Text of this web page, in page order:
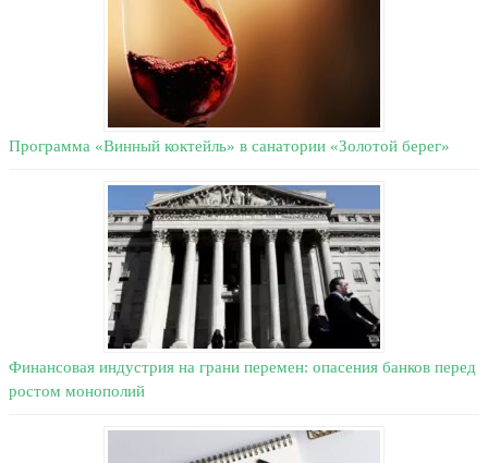
Программа «Винный коктейль» в санатории «Золотой берег»
Финансовая индустрия на грани перемен: опасения банков перед
ростом монополий